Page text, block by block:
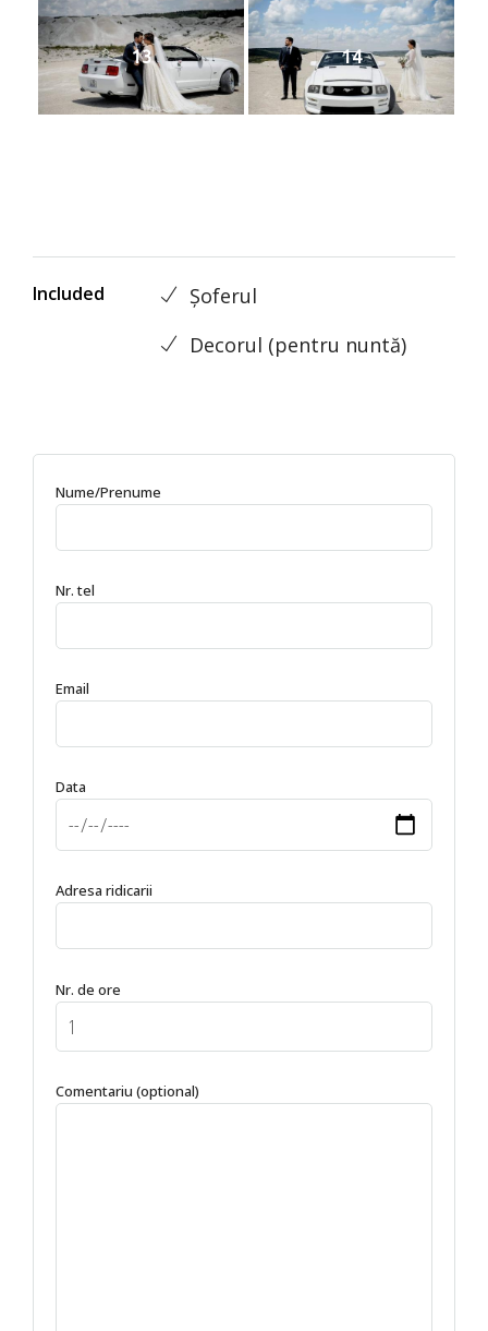
13 14
Included
Șoferul
Decorul (pentru nuntă)
Nume/Prenume
Nr. tel
Email
Data
Adresa ridicarii
Nr. de ore
Comentariu (optional)